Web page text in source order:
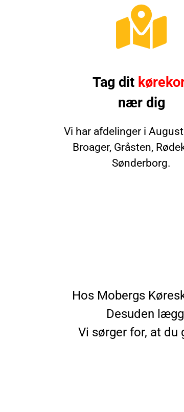
Tag dit
nær dig
Vi har afdelinger i
Broager, Gråsten,
Sønderborg.
Hos Mobergs
Desuden
Vi sørger for, at